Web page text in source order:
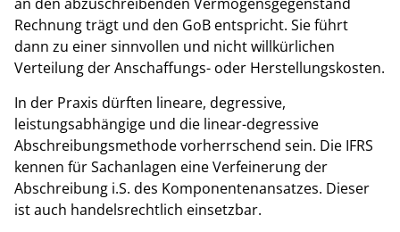
Rechnung trägt und den GoB entspricht. Sie führt
dann zu einer sinnvollen und nicht willkürlichen
Verteilung der Anschaffungs- oder Herstellungskosten.
In der Praxis dürften lineare, degressive,
leistungsabhängige und die linear-degressive
Abschreibungsmethode vorherrschend sein. Die IFRS
kennen für Sachanlagen eine Verfeinerung der
Abschreibung i.S. des Komponentenansatzes. Dieser
ist auch handelsrechtlich einsetzbar.